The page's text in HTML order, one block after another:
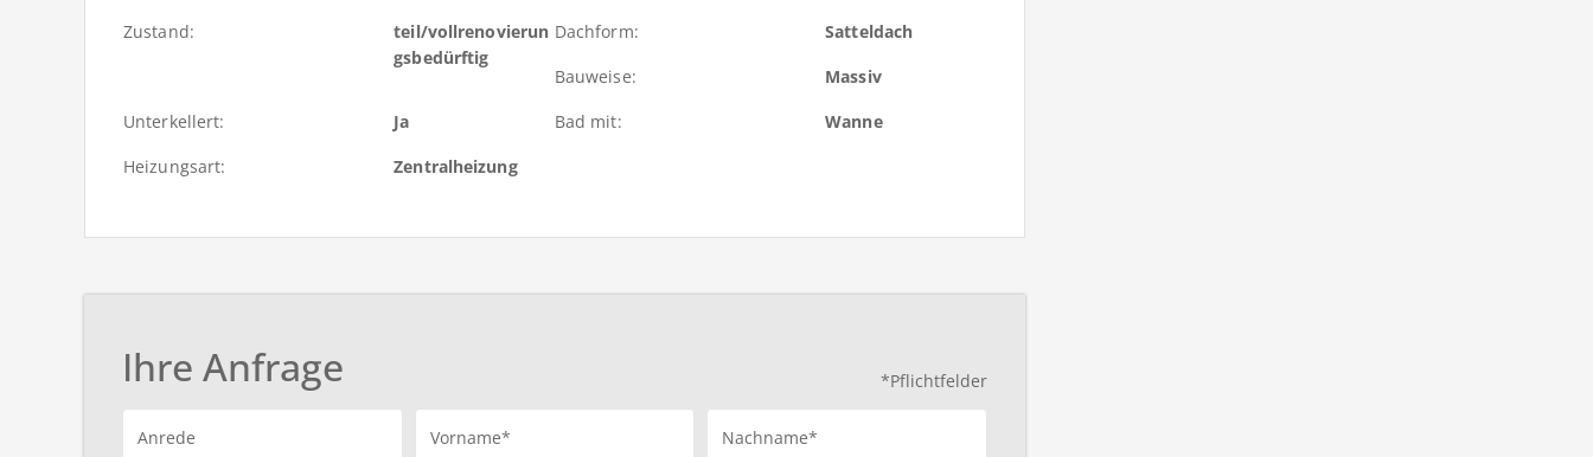
Zustand:
teil/vollrenovierun
gsbedürftig
Dachform:
Satteldach
Bauweise:
Massiv
Unterkellert:
Ja Bad mit:
Wanne
Heizungsart:
Zentralheizung
*Pflichtfelder
Ihre Anfrage
Anrede Vorname* Nachname*